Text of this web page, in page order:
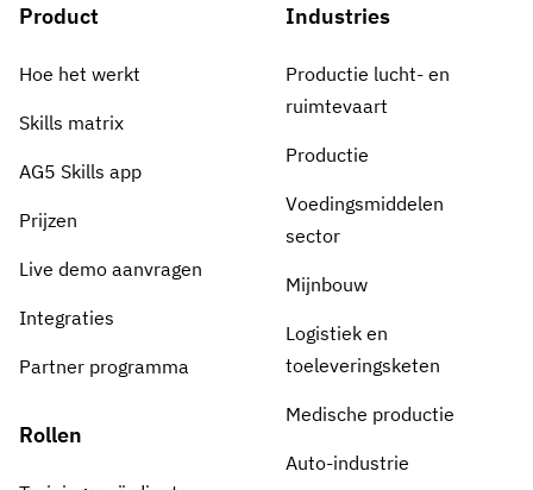
Product
Hoe het werkt
Skills matrix
AG5 Skills app
Prijzen
Live demo aanvragen
Integraties
Partner programma
Rollen
Industries
Productie lucht- en
ruimtevaart
Productie
Voedingsmiddelen
sector
Mijnbouw
Logistiek en
toeleveringsketen
Medische productie
Auto-industrie